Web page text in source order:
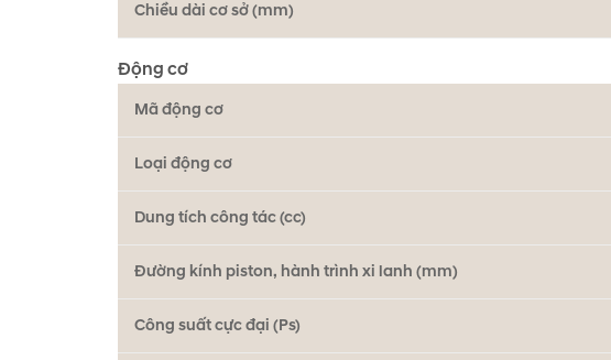
Chiều dài cơ sở (mm)
Động cơ
Mã động cơ
Loại động cơ
Dung tích công tác (cc)
Đường kính piston, hành trình xi lanh (mm)
Công suất cực đại (Ps)